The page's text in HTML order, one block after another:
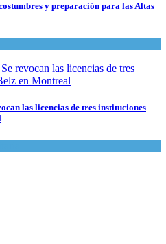
y preparación para las Altas
las licencias de tres instituciones